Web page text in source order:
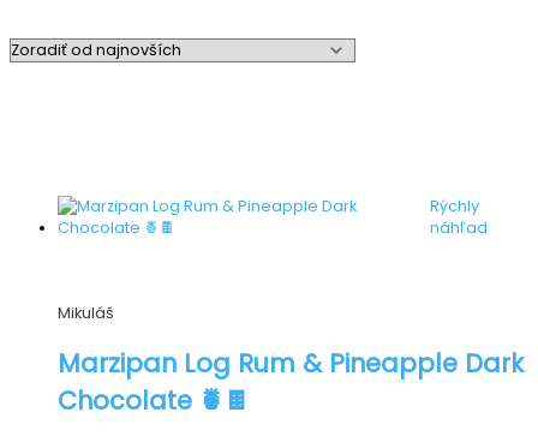
Rýchly
náhľad
Mikuláš
Marzipan Log Rum & Pineapple Dark
Chocolate 🍍🍫